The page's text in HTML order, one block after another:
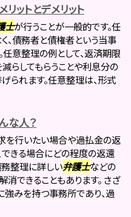
ットとデメリット
士が行うことが一般的です。任
、債務者と債権者という当事
意整理の例として、返済期限
らしてもらうことや利息分の
られます。任意整理は、形式
な人？
を行いたい場合や過払金の返
できる場合にどの程度の返還
整理に詳しい弁護士などの
できることもあります。 さざ
みを持つ事務所であり、過